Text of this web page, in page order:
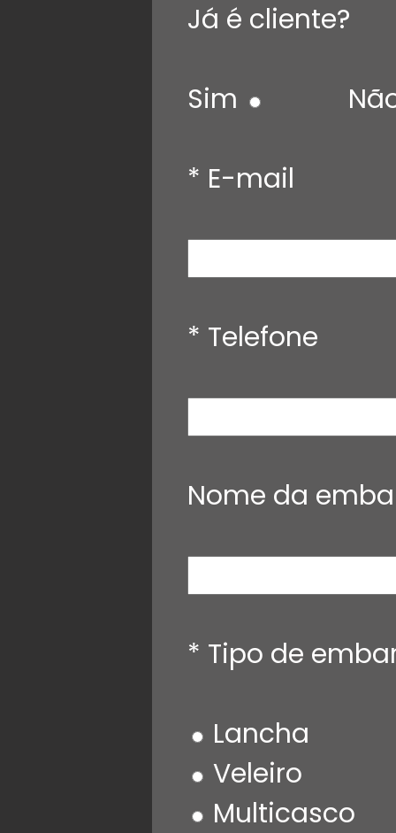
Já é cliente?
Sim
* E-mail
* Telefone
Nome da
* Tipo de
Lancha
Veleiro
Multicasco